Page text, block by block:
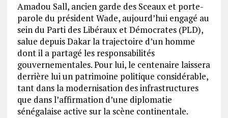
Amadou Sall, ancien garde des Sceaux et porte-
parole du président Wade, aujourd’hui engagé au
sein du Parti des Libéraux et Démocrates (PLD),
salue depuis Dakar la trajectoire d’un homme
dont il a partagé les responsabilités
gouvernementales. Pour lui, le centenaire laissera
derrière lui un patrimoine politique considérable,
tant dans la modernisation des infrastructures
que dans l’affirmation d’une diplomatie
sénégalaise active sur la scène continentale.